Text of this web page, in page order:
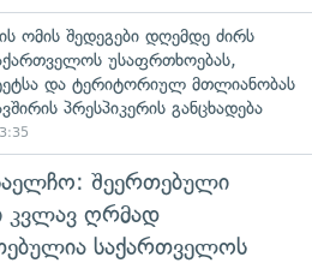
ომის შედეგები დღემდე ძირს
უსაფრთხოებას,
და ტერიტორიულ მთლიანობას
პრესპიკერის განცხადება
შეერთებული
კვლავ ღრმად
საქართველოს